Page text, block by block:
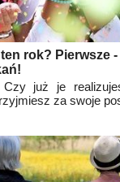
rok? Pierwsze
Czy już je
za swoje